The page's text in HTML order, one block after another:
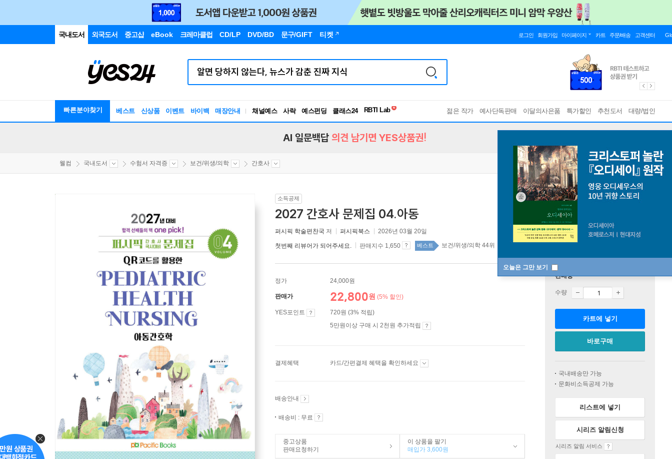
국내도서 외국도서 중고샵 eBook 크레마클럽 CD/LP DVD/BD 문구/GIFT 티켓 로그인 회원가입 마이페이지 카트 주문/배송 고객센터
빠른분야찾기 베스트 신상품 이벤트 바이백 매장안내 채널예스 사락 예스펀딩 클래스24
독서유형검사
젊은 작가 예사단독판매 이달의사은품 특가할인 추천도서 대량/법인
오늘은 그만 보기
AI 일문백답 의견 남기면 YES상품권!
웰컴 국내도서 수험서 자격증 보건/위생/의학 간호사
소득공제
2027 간호사 문제집 04.아동
퍼시픽 학술편찬국 저 퍼시픽북스 2026년 03월 20일
첫번째 리뷰어가 되어주세요. 판매지수 1,650 베스트 보건/위생/의학 44위
정가 24,000원
판매가 22,800원 (5% 할인)
YES포인트
720원 (3% 적립)
5만원이상 구매 시 2천원 추가적립
결제혜택 카드/간편결제 혜택을 확인하세요
배송안내
배송비 : 무료
중고상품
판매요청하기
이 상품을 팔기
매입가 3,600원
판매중
수량
카트에 넣기
바로구매
국내배송만 가능
문화비소득공제 가능
리스트에 넣기
시리즈 알림신청
시리즈 알림 서비스